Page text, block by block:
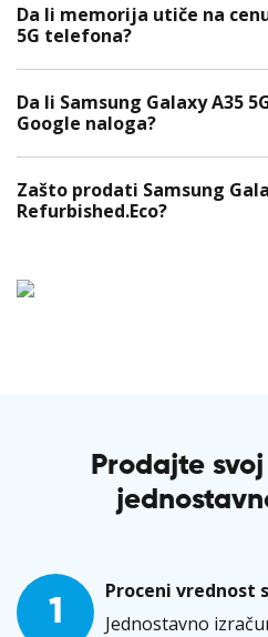
Da li memorija utiče na
5G telefona?
Da li Samsung Galaxy A35
Google naloga?
Zašto prodati Samsung
Refurbished.Eco?
Prodajte
1
Proceni vrednost
Jednostavno